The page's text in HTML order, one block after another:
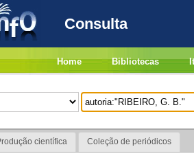
Consulta
Home Bibliotecas
científica Coleção de periódicos